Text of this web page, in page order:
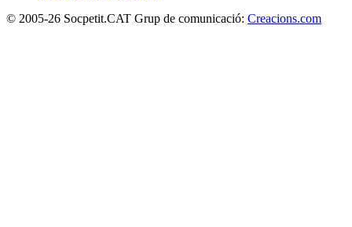
© 2005-26 Socpetit.CAT Grup de comunicació: Creacions.com